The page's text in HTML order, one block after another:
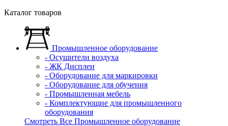
Каталог товаров
Промышленное оборудование
- Осушители воздуха
- ЖК Дисплеи
- Оборудование для маркировки
- Оборудование для обучения
- Промышленная мебель
- Комплектующие для промышленного
оборудования
Смотреть Все Промышленное оборудование